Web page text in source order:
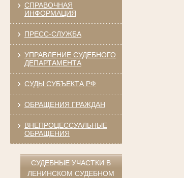
СПРАВОЧНАЯ
ИНФОРМАЦИЯ
ПРЕСС-СЛУЖБА
УПРАВЛЕНИЕ СУДЕБНОГО
ДЕПАРТАМЕНТА
СУДЫ СУБЪЕКТА РФ
ОБРАЩЕНИЯ ГРАЖДАН
ВНЕПРОЦЕССУАЛЬНЫЕ
ОБРАЩЕНИЯ
СУДЕБНЫЕ УЧАСТКИ В
ЛЕНИНСКОМ СУДЕБНОМ